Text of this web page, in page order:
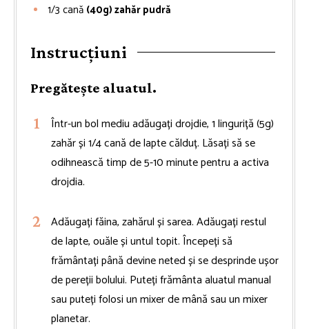
1/3 cană (40g) zahăr pudră
Instrucțiuni
Pregătește aluatul.
Într-un bol mediu adăugați drojdie, 1 linguriță (5g)
zahăr și 1/4 cană de lapte călduț. Lăsați să se
odihnească timp de 5-10 minute pentru a activa
drojdia.
Adăugați făina, zahărul și sarea. Adăugați restul
de lapte, ouăle și untul topit. Începeți să
frământați până devine neted și se desprinde ușor
de pereții bolului. Puteți frământa aluatul manual
sau puteți folosi un mixer de mână sau un mixer
planetar.